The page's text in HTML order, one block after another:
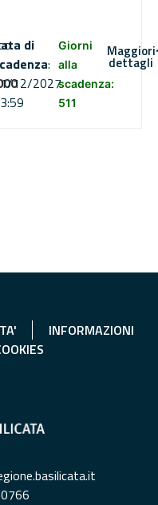
di
:
12/2027
Giorni
alla
scadenza:
511
Maggiori
dettagli
INFORMAZIONI